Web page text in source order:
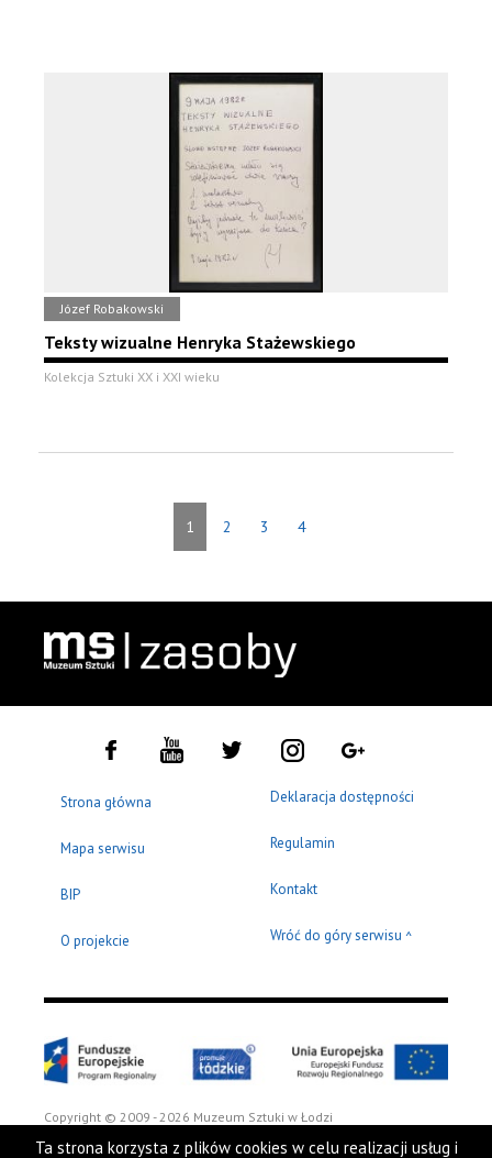
Józef Robakowski
Teksty wizualne Henryka Stażewskiego
Kolekcja Sztuki XX i XXI wieku
1 2 3 4
Strona główna
Mapa serwisu
BIP
O projekcie
Deklaracja dostępności
Regulamin
Kontakt
Wróć do góry serwisu ^
Copyright © 2009 - 2026 Muzeum Sztuki w Łodzi
Ta strona korzysta z plików cookies w celu realizacji usług i